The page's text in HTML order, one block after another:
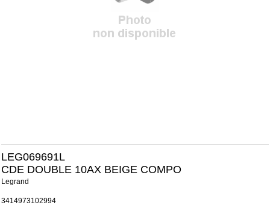
LEG069691L
CDE DOUBLE 10AX BEIGE COMPO
Legrand
3414973102994